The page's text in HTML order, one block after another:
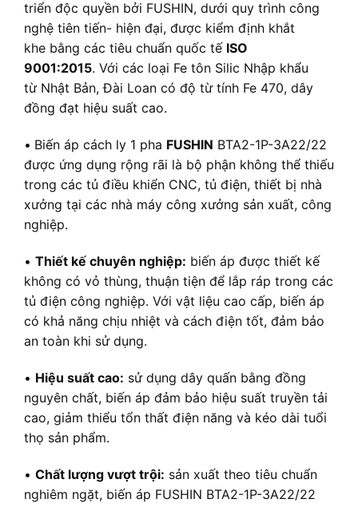
triển độc quyền bởi FUSHIN, dưới quy trình công
nghệ tiên tiến- hiện đại, được kiểm định khắt
khe bằng các tiêu chuẩn quốc tế ISO
9001:2015. Với các loại Fe tôn Silic Nhập khẩu
từ Nhật Bản, Đài Loan có độ từ tính Fe 470, dây
đồng đạt hiệu suất cao.
• Biến áp cách ly 1 pha FUSHIN BTA2-1P-3A22/22
được ứng dụng rộng rãi là bộ phận không thể thiếu
trong các tủ điều khiển CNC, tủ điện, thiết bị nhà
xưởng tại các nhà máy công xưởng sản xuất, công
nghiệp.
• Thiết kế chuyên nghiệp: biến áp được thiết kế
không có vỏ thùng, thuận tiện để lắp ráp trong các
tủ điện công nghiệp. Với vật liệu cao cấp, biến áp
có khả năng chịu nhiệt và cách điện tốt, đảm bảo
an toàn khi sử dụng.
• Hiệu suất cao: sử dụng dây quấn bằng đồng
nguyên chất, biến áp đảm bảo hiệu suất truyền tải
cao, giảm thiểu tổn thất điện năng và kéo dài tuổi
thọ sản phẩm.
• Chất lượng vượt trội: sản xuất theo tiêu chuẩn
nghiêm ngặt, biến áp FUSHIN BTA2-1P-3A22/22